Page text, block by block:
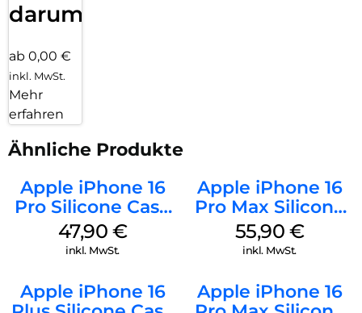
darum!
ab 0,00 €
inkl. MwSt.
Mehr
erfahren
Ähnliche Produkte
Apple iPhone 16
Pro Silicone Case
MagSafe Denim
47,90 €
inkl. MwSt.
Apple iPhone 16
Pro Max Silicone
Case MagSafe
Stone Gray
55,90 €
inkl. MwSt.
Apple iPhone 16
Apple iPhone 16